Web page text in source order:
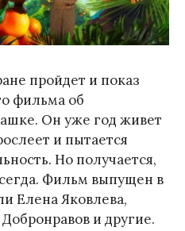
пройдет и показ
фильма об
Он уже год живет
и пытается
Но получается,
Фильм выпущен в
Елена Яковлева,
и другие.